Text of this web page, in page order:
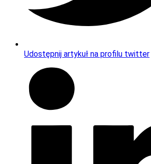
Udostępnij artykuł na profilu twitter